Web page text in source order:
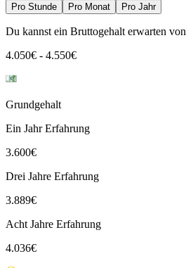
Pro Stunde Pro Monat Pro Jahr
Du kannst ein Bruttogehalt erwarten von
4.050€ - 4.550€
Grundgehalt
Ein Jahr Erfahrung
3.600€
Drei Jahre Erfahrung
3.889€
Acht Jahre Erfahrung
4.036€